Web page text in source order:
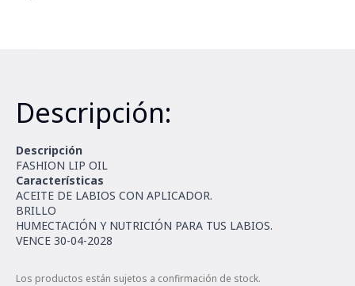
Descripción:
Descripción
FASHION LIP OIL
Características
ACEITE DE LABIOS CON APLICADOR.
BRILLO
HUMECTACIÓN Y NUTRICIÓN PARA TUS LABIOS.
VENCE 30-04-2028
Los productos están sujetos a confirmación de stock.